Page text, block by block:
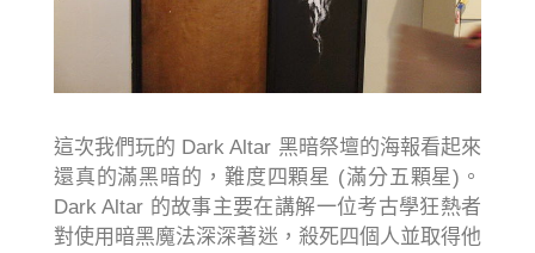
這次我們玩的 Dark Altar 黑暗祭壇的海報看起來
還真的滿黑暗的，難度四顆星 (滿分五顆星)。
Dark Altar 的故事主要在講解一位考古學狂熱者
對使用暗黑魔法深深著迷，殺死四個人並取得他